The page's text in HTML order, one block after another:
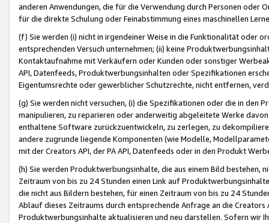
anderen Anwendungen, die für die Verwendung durch Personen
für die direkte Schulung oder Feinabstimmung eines maschinellen
(f) Sie werden (i) nicht in irgendeiner Weise in die Funktionalität oder
entsprechenden Versuch unternehmen; (ii) keine
Kontaktaufnahme mit Verkäufern oder Kunden oder sonstiger
API, Datenfeeds, Produktwerbungsinhalten oder Spezifikationen
Eigentumsrechte oder gewerblicher Schutzrechte, nicht entfernen,
(g) Sie werden nicht versuchen, (i) die Spezifikationen oder die in
manipulieren, zu reparieren oder anderweitig abgeleitete Werke
enthaltene Software zurückzuentwickeln, zu zerlegen, zu
andere zugrunde liegende Komponenten (wie Modelle,
mit der Creators API, der PA API, Datenfeeds oder in den Produkt
(h) Sie werden Produktwerbungsinhalte, die aus einem Bild bestehen,
Zeitraum von bis zu 24 Stunden einen Link auf
die nicht aus Bildern bestehen, für einen Zeitraum von bis zu 24
Ablauf dieses Zeitraums durch entsprechende Anfrage an die
Produktwerbungsinhalte aktualisieren und neu darstellen. Sofern wir